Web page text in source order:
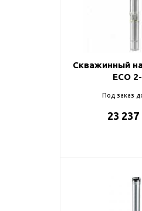
Скважинный
ECO
Под заказ
23 237